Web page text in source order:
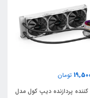
16,200,000
خنک کننده مایع پردازنده